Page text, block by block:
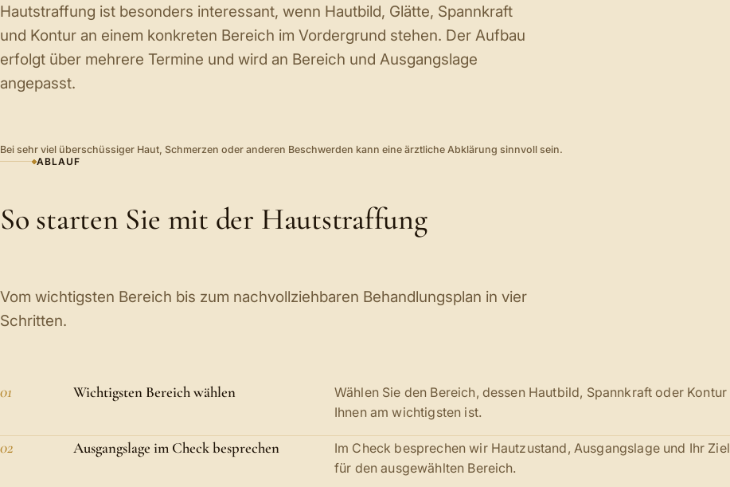
Hautstraffung ist besonders interessant, wenn Hautbild, Glätte, Spannkraft
und Kontur an einem konkreten Bereich im Vordergrund stehen. Der Aufbau
erfolgt über mehrere Termine und wird an Bereich und Ausgangslage
angepasst.
Bei sehr viel überschüssiger Haut, Schmerzen oder anderen Beschwerden kann eine ärztliche Abklärung sinnvoll sein.
ABLAUF
So starten Sie mit der Hautstraffung
Vom wichtigsten Bereich bis zum nachvollziehbaren Behandlungsplan in vier
Schritten.
01 Wichtigsten Bereich wählen
Wählen Sie den Bereich, dessen Hautbild, Spannkraft oder Kontur
Ihnen am wichtigsten ist.
02 Ausgangslage im Check besprechen
Im Check besprechen wir Hautzustand, Ausgangslage und Ihr Ziel
für den ausgewählten Bereich.